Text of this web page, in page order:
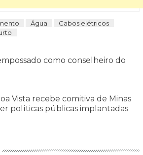
Água
Cabos elétricos
como conselheiro do
Vista recebe comitiva de Minas
políticas públicas implantadas